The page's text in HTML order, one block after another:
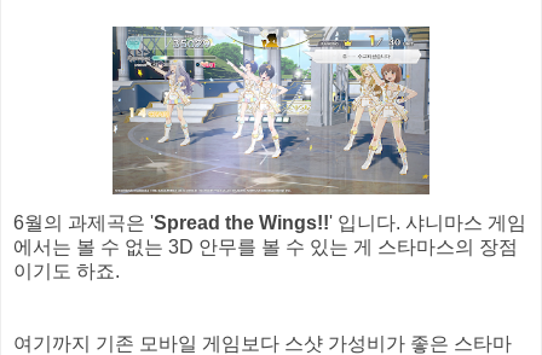
6월의 과제곡은 'Spread the Wings!!' 입니다. 샤니마스 게임
에서는 볼 수 없는 3D 안무를 볼 수 있는 게 스타마스의 장점
이기도 하죠.
여기까지 기존 모바일 게임보다 스샷 가성비가 좋은 스타마